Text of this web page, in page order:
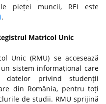
pieței muncii, REI este
.
Matricol Unic
Unic (RMU) se accesează
sistem informațional care
datelor privind studenții
din România, pentru toți
de studii. RMU sprijină